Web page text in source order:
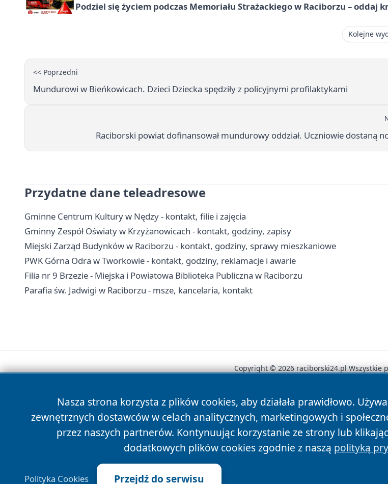
Podziel się życiem podczas Memoriału Strażackiego w Raciborzu – oddaj
Kolejne
<< Poprzedni
Mundurowi w Bieńkowicach. Dzieci Dziecka spędziły z policyjnymi profilaktykami
Raciborski powiat dofinansował mundurowy oddział. Uczniowie dostaną
Przydatne dane teleadresowe
Gminne Centrum Kultury w Nędzy - kontakt, filie i zajęcia
Gminny Zespół Oświaty w Krzyżanowicach - kontakt, godziny, zapisy
Miejski Zarząd Budynków w Raciborzu - kontakt, godziny, sprawy mieszkaniowe
PWK Górna Odra w Tworkowie - kontakt, godziny, reklamacje i awarie
Filia nr 9 Brzezie - Miejska i Powiatowa Biblioteka Publiczna w Raciborzu
Parafia św. Jadwigi w Raciborzu - msze, kancelaria, kontakt
Nasza strona korzysta z plików cookies, aby działała prawidłowo.
zewnętrznych dostawców w celach analitycznych, marketingowych i
przez naszych partnerów. Kontynuując korzystanie ze strony lub
dodatkowych plików cookies zgodnie z naszą polityką
Polityka Cookies Przejdź do serwisu
Copyright © 2026 raciborski24.pl Wszystkie
News Autorzy Polityka Prywatności